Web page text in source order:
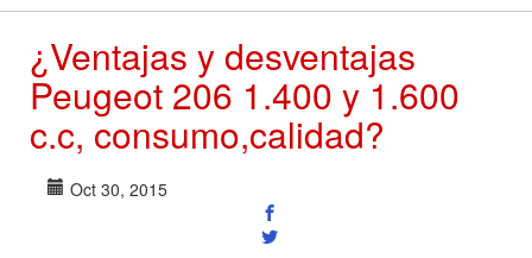
¿Ventajas y desventajas
Peugeot 206 1.400 y 1.600
c.c, consumo,calidad?
Oct 30, 2015